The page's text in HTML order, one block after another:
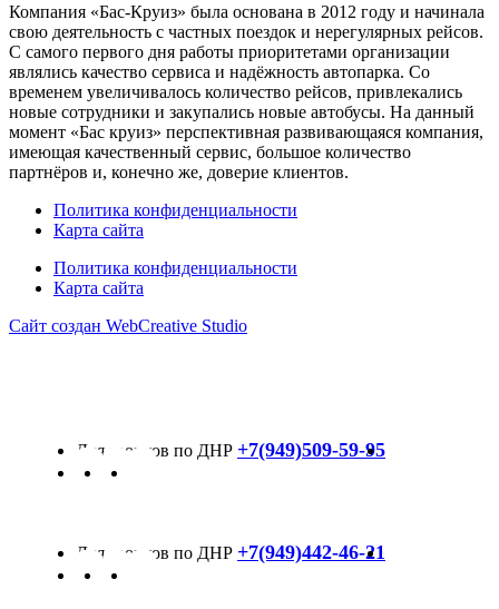
Компания «Бас-Круиз» была основана в 2012 году и начинала
свою деятельность с частных поездок и нерегулярных рейсов.
С самого первого дня работы приоритетами организации
являлись качество сервиса и надёжность автопарка. Со
временем увеличивалось количество рейсов, привлекались
новые сотрудники и закупались новые автобусы. На данный
момент «Бас круиз» перспективная развивающаяся компания,
имеющая качественный сервис, большое количество
партнёров и, конечно же, доверие клиентов.
Политика конфиденциальности
Карта сайта
Политика конфиденциальности
Карта сайта
Сайт создан WebCreative Studio
+7(949)509-59-95
+7(949)442-46-21